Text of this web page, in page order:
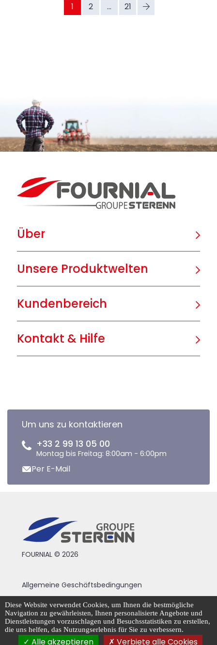
1 2 ... 21
Über
Unsere Produktwelten
Kundenbereich
Kontakt & Hilfe
Um uns zu kontaktieren
+33 2 99 13 05 00
Montag bis Freitag: 8:00am - 6:00pm
Per E-Mail
FOURNIAL © 2026
Allgemeine Geschäftsbedingungen
Rechtliche Hinweise
Datenschutzrichtlinie
Cookie-Management
Diese Website verwendet Cookies, um Ihnen die bestmögliche
Navigation zu gewährleisten, Ihnen personalisierte Angebote und
Dienstleistungen vorzuschlagen und Besuchsstatistiken zu erstellen,
die uns helfen, das Nutzungserlebnis für Sie zu verbessern.
Alle akzeptieren Verbiete alle Cookies